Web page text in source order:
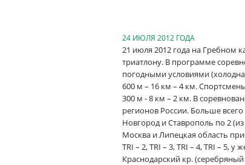
24 ИЮЛЯ 2012 ГОДА
21 июля 2012 года на Гребном
триатлону. В программе
погодными условиями
600 м – 16 км – 4 км.
300 м - 8 км – 2 км. В
регионов России. Больше
Новгород и Ставрополь по 2
Москва и Липецкая область
TRI – 2, TRI – 3, TRI – 4, TRI – 5, у
Краснодарский кр.